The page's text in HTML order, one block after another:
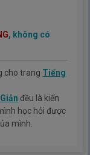
, không có
cho trang Tiếng
đều là kiến
học hỏi được
mình.
sẽ giúp các bạn